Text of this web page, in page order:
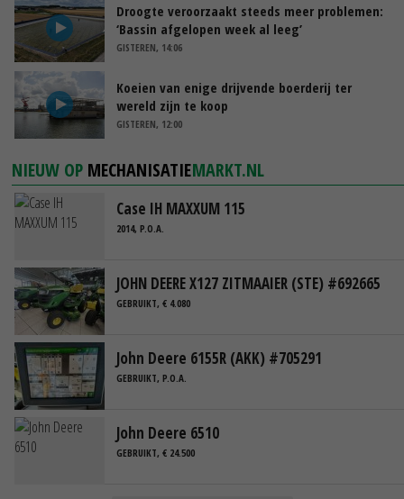
Droogte veroorzaakt steeds meer problemen:
‘Bassin afgelopen week al leeg’
GISTEREN, 14:06
Koeien van enige drijvende boerderij ter
wereld zijn te koop
GISTEREN, 12:00
NIEUW OP MECHANISATIEMARKT.NL
Case IH MAXXUM 115
2014, P.O.A.
JOHN DEERE X127 ZITMAAIER (STE) #692665
GEBRUIKT, € 4.080
John Deere 6155R (AKK) #705291
GEBRUIKT, P.O.A.
John Deere 6510
GEBRUIKT, € 24.500